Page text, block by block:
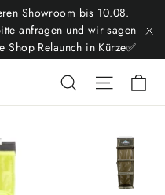
Showroom bis 10.08.
anfragen und wir sagen
Relaunch in Kürze✅
Suche